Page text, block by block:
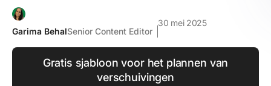
Garima BehalSenior Content Editor
30 mei 2025
Gratis sjabloon voor het plannen van
verschuivingen